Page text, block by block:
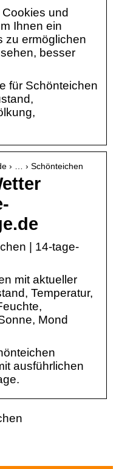
und
Ihnen ein
zu ermöglichen
besser
für Schönteichen
› … › Schönteichen
| 14-tage-
mit aktueller
Temperatur,
Mond
ausführlichen